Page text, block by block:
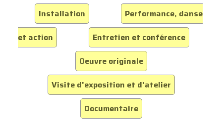
Installation
Performance, danse
et action
Entretien et conférence
Oeuvre originale
Visite d'exposition et d'atelier
Documentaire